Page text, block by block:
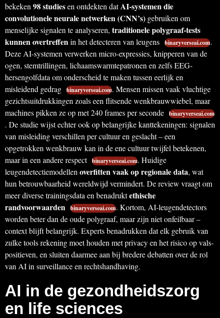
bekeken 98 studiesen ontdekten datAI-systemen die
convolutionele neurale netwerken (CNN’s) gebruiken om
menselijke signalen te analyseren, traditionele polygraaf-tests
kunnen overtreffenin het detecteren van leugens binaryverseai.com.
Deze AI-systemen verwerken micro-expressies, knipperen van de
ogen, stemtrillingen, lichaamswarmtepatronen en zelfs EEG-
hersengolfdata om onderscheid te maken tussen eerlijk en
misleidend gedrag binaryverseai.com. Mensen missen vaak vluchtige
gezichtsuitdrukkingen zoals een flitsende wenkbrauwwiebel, maar
machines pikken ze op met 240 frames per seconde binaryverseai.com
. De studie wijst echter ook op belangrijke kanttekeningen: signalen
van misleiding verschillen per cultuur en geslacht – een
opgetrokken wenkbrauw kan in de ene cultuur twijfel betekenen,
maar in een andere respect binaryverseai.com. Huidige
leugendetectiemodellen overfitten vaak op regionale data, wat
hun betrouwbaarheid wereldwijd vermindert. De review vraagt om
meer diverse trainingsdata en benadruktethische
randvoorwaarden binaryverseai.com. Kortom, AI-leugendetectors
worden beter dan de oude polygraaf, maar zijn niet onfeilbaar –
context blijft belangrijk. Experts benadrukken dat elk gebruik van
zulke tools rekening moet houden met privacy en het risico op vals-
positieven, en sluiten daarmee aan bij bredere debatten over de rol
van AI in surveillance en rechtshandhaving.
AI in de gezondheidszorg
en life sciences